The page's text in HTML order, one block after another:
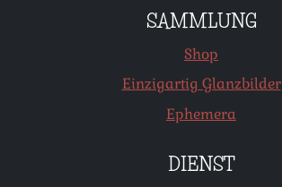
SAMMLUNG
Shop
Einzigartig Glanzbilder
Ephemera
DIENST